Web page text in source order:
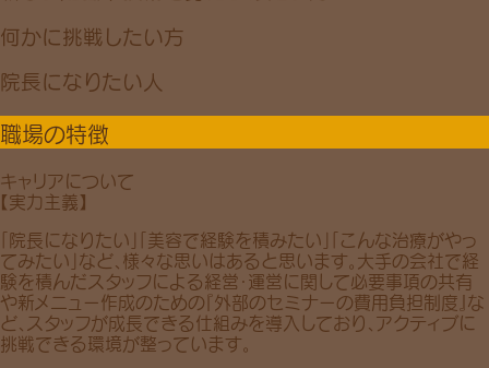
何かに挑戦したい方
院長になりたい人
職場の特徴
キャリアについて
【実力主義】
「院長になりたい」「美容で経験を積みたい」「こんな治療がやっ
てみたい」など、様々な思いはあると思います。大手の会社で経
験を積んだスタッフによる経営・運営に関して必要事項の共有
や新メニュー作成のための『外部のセミナーの費用負担制度』な
ど、スタッフが成長できる仕組みを導入しており、アクティブに
挑戦できる環境が整っています。